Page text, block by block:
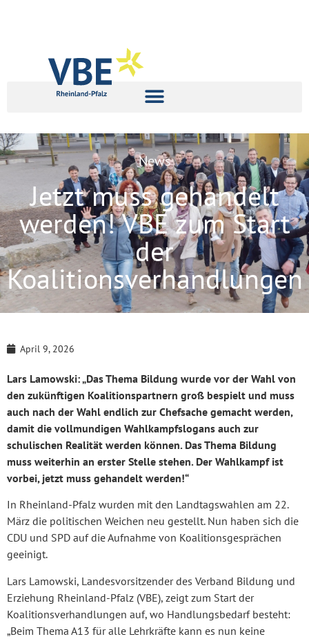
News
Jetzt muss gehandelt
werden! VBE zum Start
der
Koalitionsverhandlungen
April 9, 2026
Lars Lamowski: „Das Thema Bildung wurde vor der Wahl von
den zukünftigen Koalitionspartnern groß bespielt und muss
auch nach der Wahl endlich zur Chefsache gemacht werden,
damit die vollmundigen Wahlkampfslogans auch zur
schulischen Realität werden können. Das Thema Bildung
muss weiterhin an erster Stelle stehen. Der Wahlkampf ist
vorbei, jetzt muss gehandelt werden!“
In Rheinland-Pfalz wurden mit den Landtagswahlen am 22.
März die politischen Weichen neu gestellt. Nun haben sich die
CDU und SPD auf die Aufnahme von Koalitionsgesprächen
geeinigt.
Lars Lamowski, Landesvorsitzender des Verband Bildung und
Erziehung Rheinland-Pfalz (VBE), zeigt zum Start der
Koalitionsverhandlungen auf, wo Handlungsbedarf besteht:
„Beim Thema A13 für alle Lehrkräfte kann es nun keine